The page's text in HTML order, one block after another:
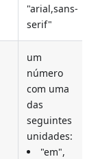
"arial,sans-
serif"
um
número
com uma
das
seguintes
unidades:
"em",